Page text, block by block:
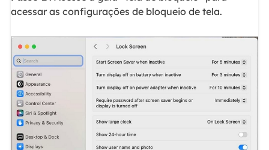
acessar as configurações de bloqueio de tela.